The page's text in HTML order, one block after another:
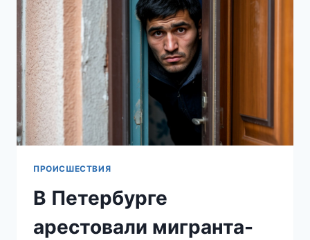
ЛЕГАЛИЗАЦИЮ
МИГРАНТОВ
ПРОИСШЕСТВИЯ
В Петербурге
арестовали мигранта-